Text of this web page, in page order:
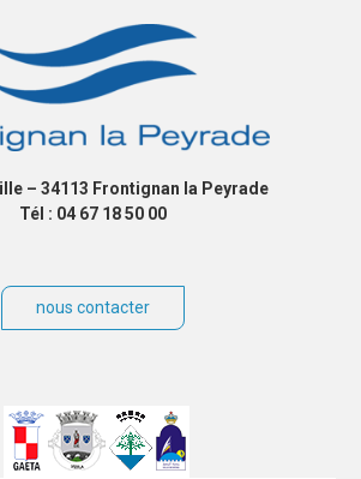
– 34113 Frontignan la Peyrade
Tél : 04 67 18 50 00
nous contacter